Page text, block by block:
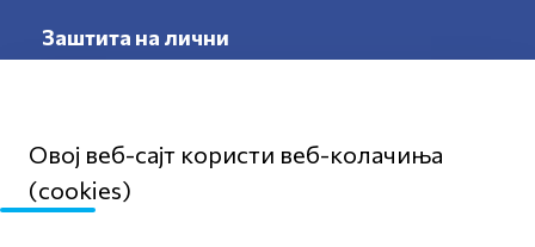
Заштита на лични
податоци
Овој веб-сајт користи веб-колачиња
(cookies)